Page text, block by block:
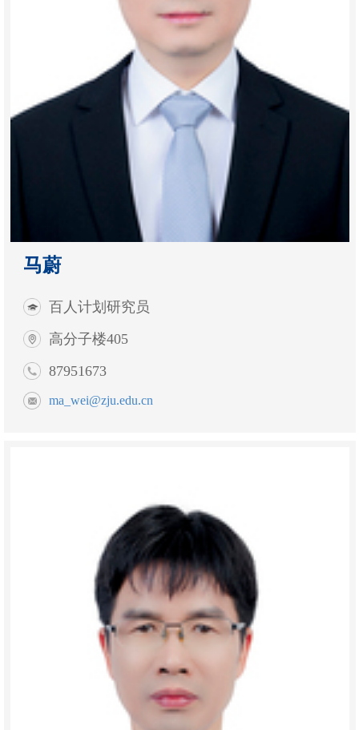
马蔚
百人计划研究员
高分子楼405
87951673
ma_wei@zju.edu.cn